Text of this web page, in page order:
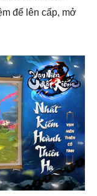
để lên cấp, mở